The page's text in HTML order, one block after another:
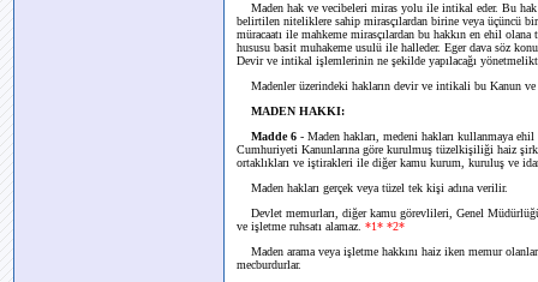
Maden hak ve vecibeleri miras yolu ile intikal eder. Bu hak
belirtilen niteliklere sahip mirasçılardan birine veya üçüncü
müracaatı ile mahkeme mirasçılardan bu hakkın en ehil
hususu basit muhakeme usulü ile halleder. Eger dava söz
Devir ve intikal işlemlerinin ne şekilde yapılacağı
Madenler üzerindeki hakların devir ve intikali bu Kanun
MADEN HAKKI:
Madde 6 - Maden hakları, medeni hakları kullanmaya
Cumhuriyeti Kanunlarına göre kurulmuş tüzelkişiliği haiz
ortaklıkları ve iştirakleri ile diğer kamu kurum, kuruluş ve
Maden hakları gerçek veya tüzel tek kişi adına verilir.
Devlet memurları, diğer kamu görevlileri, Genel
ve işletme ruhsatı alamaz. *1* *2*
Maden arama veya işletme hakkını haiz iken memur
mecburdurlar.